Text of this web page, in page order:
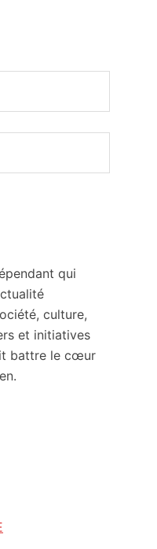
qui
culture,
et initiatives
battre le cœur